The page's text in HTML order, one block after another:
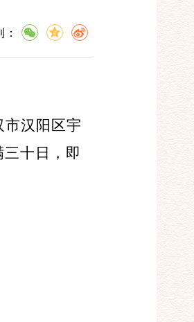
市汉阳区宇
十日，即